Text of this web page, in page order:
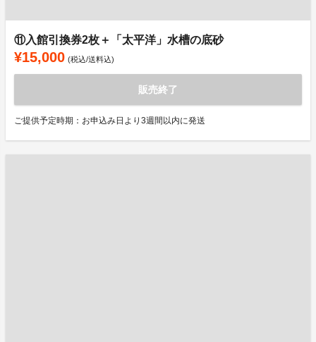
⑪入館引換券2枚＋「太平洋」水槽の底砂
¥15,000 (税込/送料込)
販売終了
ご提供予定時期：お申込み日より3週間以内に発送